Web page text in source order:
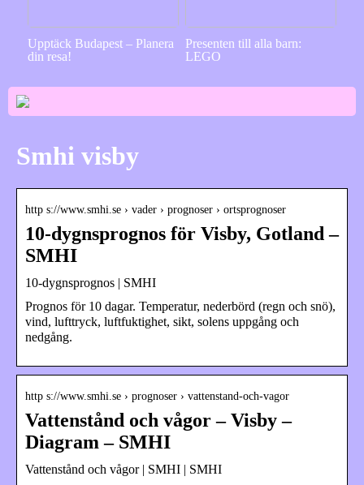
Upptäck Budapest – Planera
din resa!
Presenten till alla barn:
LEGO
Smhi visby
http s://www.smhi.se › vader › prognoser › ortsprognoser
10-dygnsprognos för Visby, Gotland –
SMHI
10-dygnsprognos | SMHI
Prognos för 10 dagar. Temperatur, nederbörd (regn och snö),
vind, lufttryck, luftfuktighet, sikt, solens uppgång och
nedgång.
http s://www.smhi.se › prognoser › vattenstand-och-vagor
Vattenstånd och vågor – Visby –
Diagram – SMHI
Vattenstånd och vågor | SMHI | SMHI